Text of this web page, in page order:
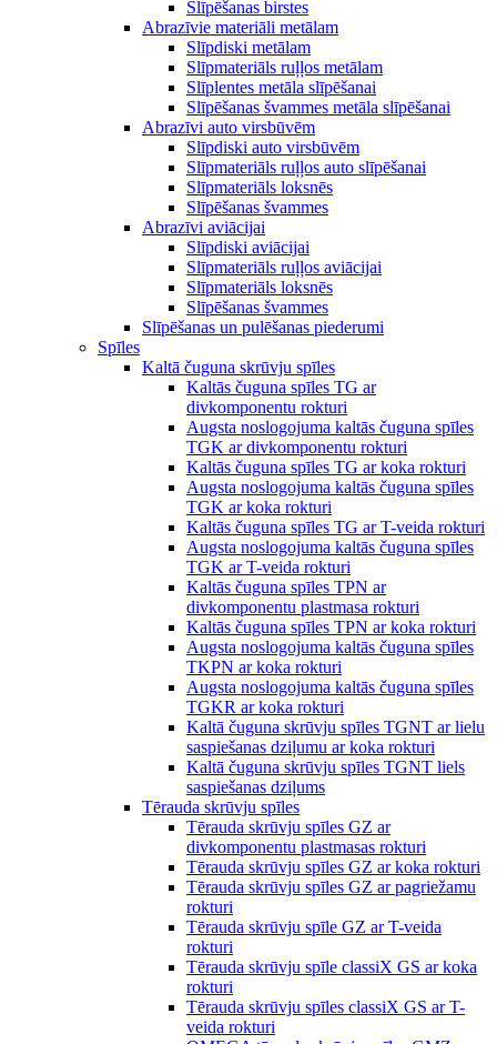
Slīpēšanas birstes
Abrazīvie materiāli metālam
Slīpdiski metālam
Slīpmateriāls ruļļos metālam
Slīplentes metāla slīpēšanai
Slīpēšanas švammes metāla slīpēšanai
Abrazīvi auto virsbūvēm
Slīpdiski auto virsbūvēm
Slīpmateriāls ruļļos auto slīpēšanai
Slīpmateriāls loksnēs
Slīpēšanas švammes
Abrazīvi aviācijai
Slīpdiski aviācijai
Slīpmateriāls ruļļos aviācijai
Slīpmateriāls loksnēs
Slīpēšanas švammes
Slīpēšanas un pulēšanas piederumi
Spīles
Kaltā čuguna skrūvju spīles
Kaltās čuguna spīles TG ar
divkomponentu rokturi
Augsta noslogojuma kaltās čuguna spīles
TGK ar divkomponentu rokturi
Kaltās čuguna spīles TG ar koka rokturi
Augsta noslogojuma kaltās čuguna spīles
TGK ar koka rokturi
Kaltās čuguna spīles TG ar T-veida rokturi
Augsta noslogojuma kaltās čuguna spīles
TGK ar T-veida rokturi
Kaltās čuguna spīles TPN ar
divkomponentu plastmasa rokturi
Kaltās čuguna spīles TPN ar koka rokturi
Augsta noslogojuma kaltās čuguna spīles
TKPN ar koka rokturi
Augsta noslogojuma kaltās čuguna spīles
TGKR ar koka rokturi
Kaltā čuguna skrūvju spīles TGNT ar lielu
saspiešanas dziļumu ar koka rokturi
Kaltā čuguna skrūvju spīles TGNT liels
saspiešanas dziļums
Tērauda skrūvju spīles
Tērauda skrūvju spīles GZ ar
divkomponentu plastmasas rokturi
Tērauda skrūvju spīles GZ ar koka rokturi
Tērauda skrūvju spīles GZ ar pagriežamu
rokturi
Tērauda skrūvju spīle GZ ar T-veida
rokturi
Tērauda skrūvju spīle classiX GS ar koka
rokturi
Tērauda skrūvju spīles classiX GS ar T-
veida rokturi